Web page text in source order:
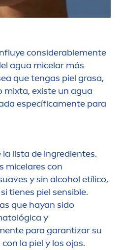
considerablemente
agua micelar más
que tengas piel grasa,
mixta, existe un agua
específicamente para
la lista de ingredientes.
micelares con
y sin alcohol etílico,
tienes piel sensible.
que hayan sido
y
te para garantizar su
la piel y los ojos.